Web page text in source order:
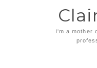
I'm a mother